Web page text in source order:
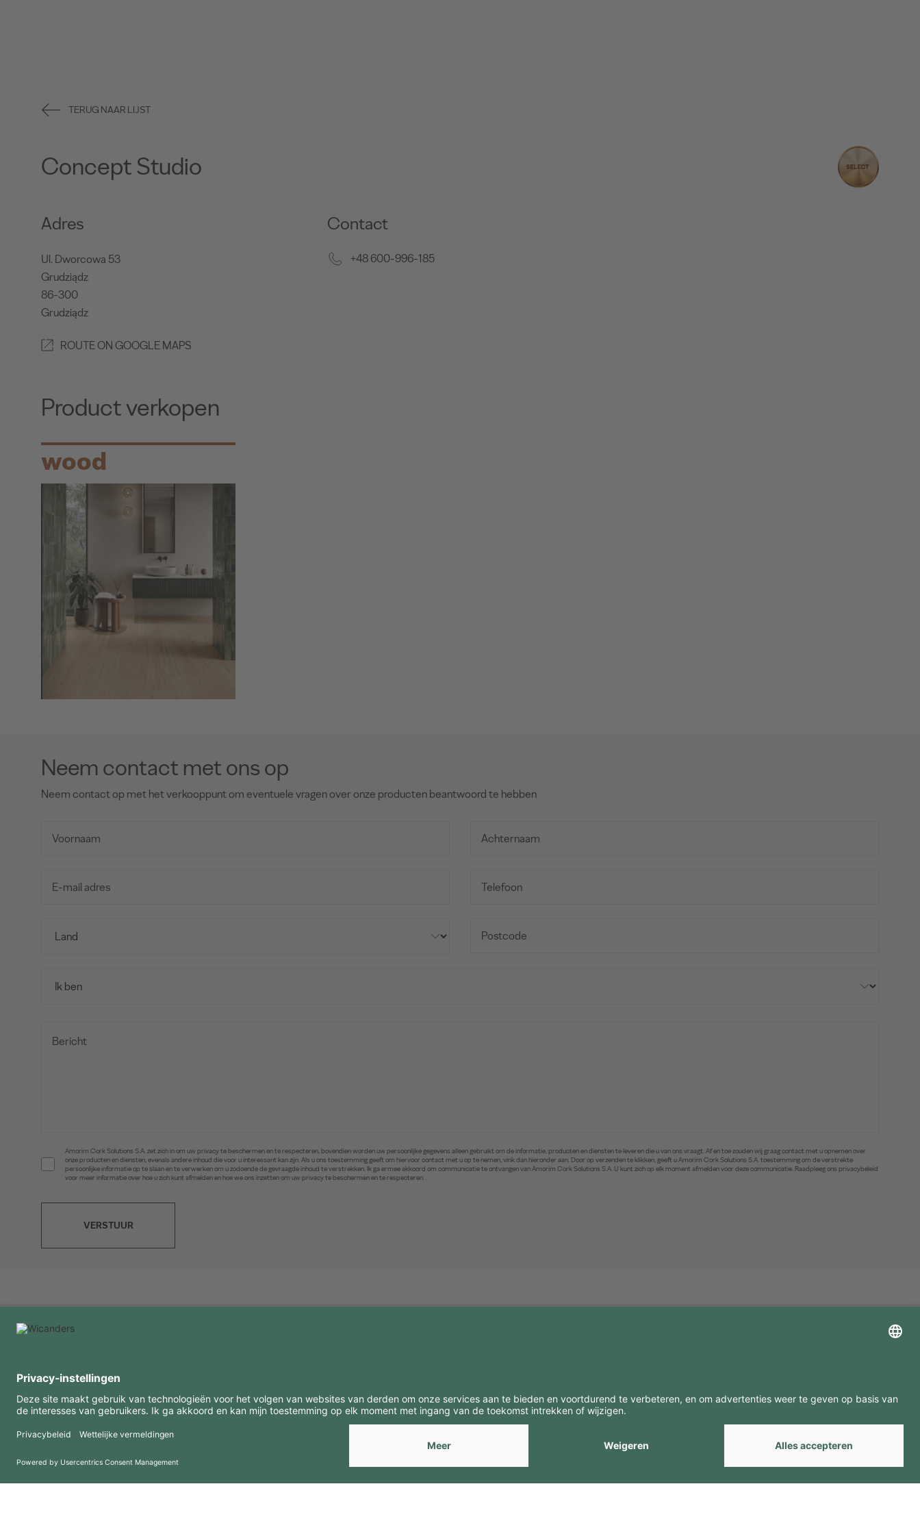
TERUG NAAR LIJST
Concept Studio
Adres
Ul. Dworcowa 53
Grudziądz
86-300
Grudziądz
ROUTE ON GOOGLE MAPS
Contact
+48 600-996-185
Product verkopen
wood
Neem contact met ons op
Neem contact op met het verkooppunt om eventuele vragen over onze producten beantwoord te hebben
Amorim Cork Solutions S.A. zet zich in om uw privacy te beschermen en te respecteren, bovendien worden uw persoonlijke gegevens alleen gebruikt om de informatie, producten en diensten te leveren die u van ons vraagt. Af en toe zouden wij graag contact met u opnemen over
onze producten en diensten, evenals andere inhoud die voor u interessant kan zijn. Als u ons toestemming geeft om hiervoor contact met u op te nemen, vink dan hieronder aan. Door op verzenden te klikken, geeft u Amorim Cork Solutions S.A. toestemming om de verstrekte
persoonlijke informatie op te slaan en te verwerken om u zodoende de gevraagde inhoud te verstrekken. Ik ga ermee akkoord om communicatie te ontvangen van Amorim Cork Solutions S.A. U kunt zich op elk moment afmelden voor deze communicatie. Raadpleeg ons privacybeleid
voor meer informatie over hoe u zich kunt afmelden en hoe we ons inzetten om uw privacy te beschermen en te respecteren.
VERSTUUR
FAQ
Gebruiksvoorwaarden
Privacybeleid
Downloads
Copyright 2026 © Amorim Cork Solutions. All rights reserved.